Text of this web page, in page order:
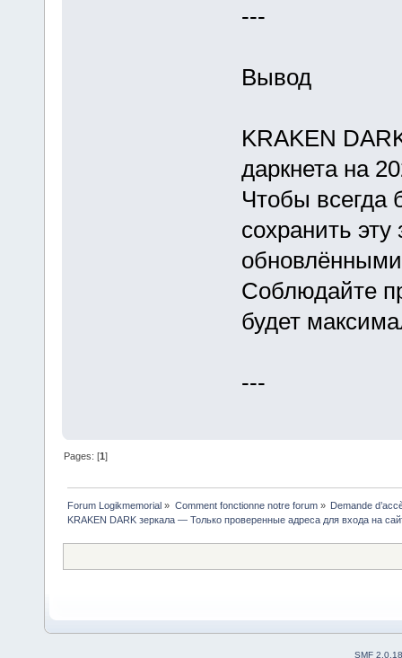
---
Вывод
KRAKEN
даркнета на
Чтобы всегда
сохранить эту
Соблюдайте
будет
---
Pages: [1]
Forum Logikmemorial » Comment fonctionne notre forum»
Demande
KRAKEN DARK зеркала — Только проверенные адреса для входа на
SMF 2.0.18